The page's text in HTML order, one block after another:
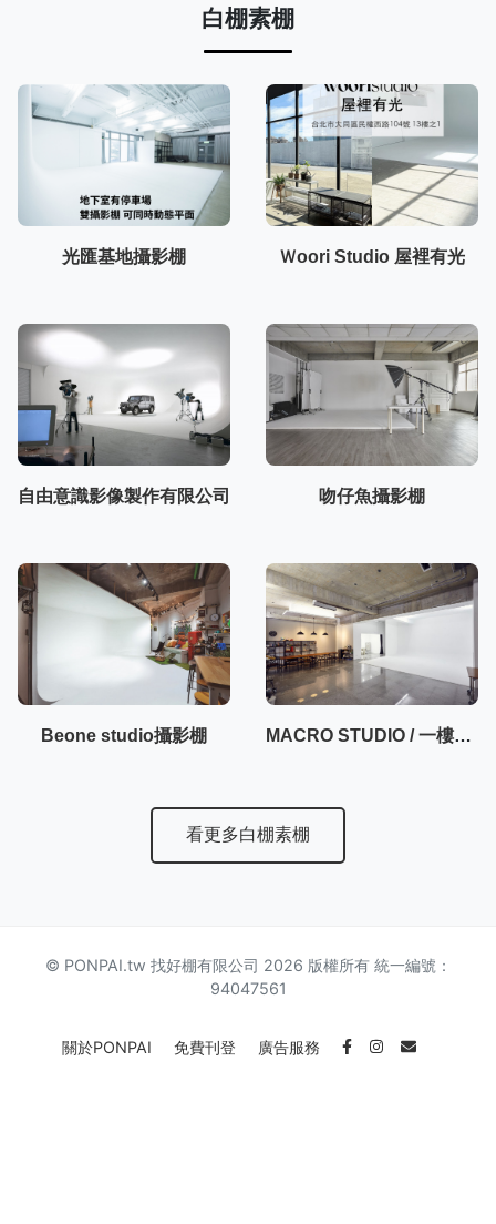
白棚素棚
光匯基地攝影棚 Ｗoori Studio 屋裡有光
自由意識影像製作有限公司 吻仔魚攝影棚
Beone studio攝影棚 MACRO STUDIO / 一樓50坪大空間攝影棚
看更多白棚素棚
© PONPAI.tw 找好棚有限公司 2026 版權所有 統一編號：
94047561
關於PONPAI 免費刊登 廣告服務